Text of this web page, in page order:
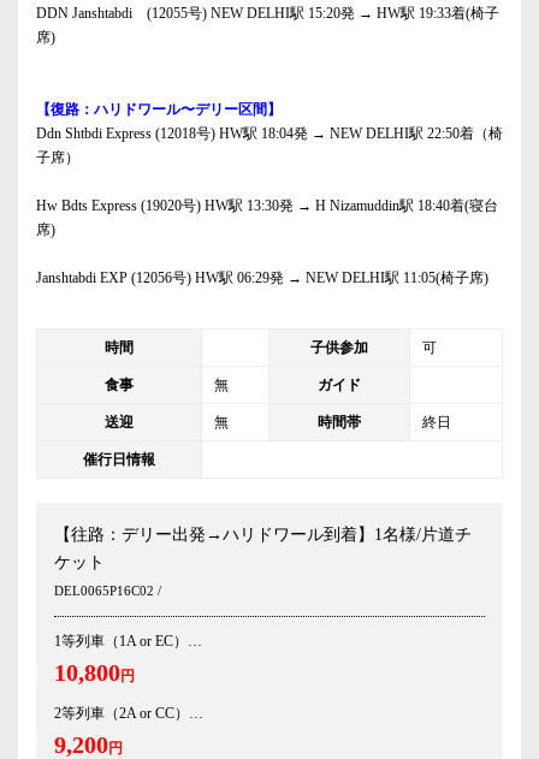
DDN Janshtabdi (12055号) NEW DELHI駅 15:20発 → HW駅 19:33着(椅子
席)
【復路：ハリドワール〜デリー区間】
Ddn Shtbdi Express (12018号) HW駅 18:04発 → NEW DELHI駅 22:50着（椅
子席）
Hw Bdts Express (19020号) HW駅 13:30発 → H Nizamuddin駅 18:40着(寝台
席)
Janshtabdi EXP (12056号) HW駅 06:29発 → NEW DELHI駅 11:05(椅子席)
時間 子供参加 可
食事 無 ガイド
送迎 無 時間帯 終日
催行日情報
【往路：デリー出発→ハリドワール到着】1名様/片道チ
ケット
DEL0065P16C02 /
1等列車（1A or EC）
10,800円
2等列車（2A or CC）
9,200円